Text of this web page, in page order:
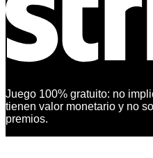
Juego 100% gratuito: no
tienen valor monetario y no
premios.